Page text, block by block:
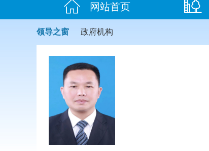
网站首页
领导之窗 政府机构